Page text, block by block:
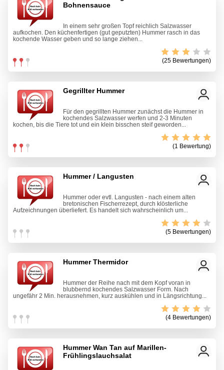
Bohnensauce
In einem sehr großen Topf reichlich Salzwasser
aufkochen. Den küchenfertigen (gut geputzten) Hummer rasch in das
kochende Wasser geben und so lange ziehen...
(25 Bewertungen)
Gegrillter Hummer
Für den gegrillten Hummer zunächst die Hummer in
kochendes Salzwasser werfen und 2-3 Minuten
kochen, bis die Tiere tot und ein klein bisschen steif geworden...
(1 Bewertung)
Hummer / Langusten
Hummer oder evtl. Langusten - nach einem alten
bretonischen Fischerrezept, durch klösterliche
Aufzeichnungen überliefert. Es handelt sich wahrscheinlich um...
(5 Bewertungen)
Hummer Thermidor
Hummer der Reihe nach mit dem Kopf voran in
blubbernd kochendes Salzwasser Form. Nach
ungefähr 2 Min. herausnehmen, kurz auskühlen und in Längsrichtung...
(4 Bewertungen)
Hummer Wan Tan auf Marillen-
Frühlingslauchsalat